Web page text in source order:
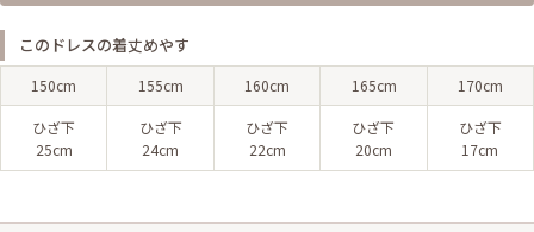
このドレスの着丈めやす
150cm 155cm 160cm 165cm 170cm
ひざ下
25cm
ひざ下
24cm
ひざ下
22cm
ひざ下
20cm
ひざ下
17cm